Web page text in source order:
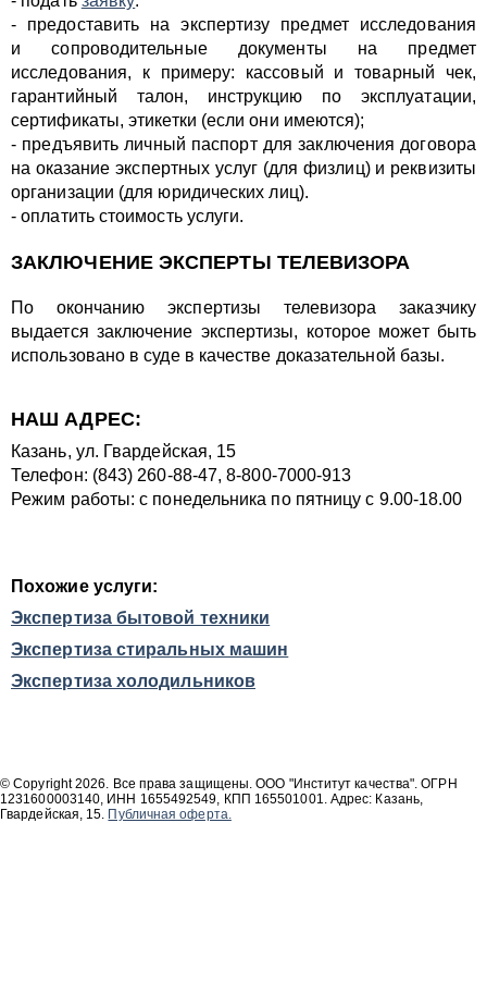
- предоставить на экспертизу предмет исследования
и сопроводительные документы на предмет
исследования, к примеру: кассовый и товарный чек,
гарантийный талон, инструкцию по эксплуатации,
сертификаты, этикетки (если они имеются);
- предъявить личный паспорт для заключения договора
на оказание экспертных услуг (для физлиц) и реквизиты
организации (для юридических лиц).
- оплатить стоимость услуги.
ЗАКЛЮЧЕНИЕ ЭКСПЕРТЫ ТЕЛЕВИЗОРА
По окончанию экспертизы телевизора заказчику
выдается заключение экспертизы, которое может быть
использовано в суде в качестве доказательной базы.
НАШ АДРЕС:
Казань, ул. Гвардейская, 15
Телефон: (843) 260-88-47,8-800-7000-913
Режим работы: с понедельника по пятницу с 9.00-18.00
Похожие услуги:
Экспертиза бытовой техники
Экспертиза стиральных машин
Экспертиза холодильников
© Copyright 2026. Все права защищены. ООО "Институт качества". ОГРН
1231600003140, ИНН 1655492549, КПП 165501001. Адрес: Казань,
Гвардейская, 15. Публичная оферта.